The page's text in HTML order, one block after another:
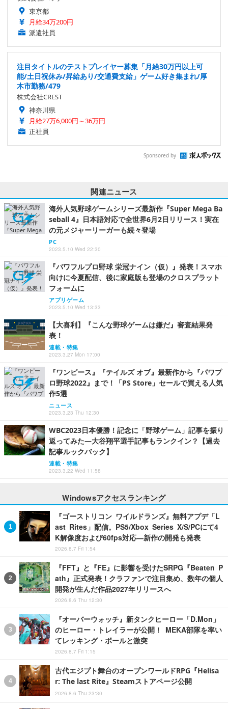
東京都
月給34万200円
派遣社員
注目タイトルのテストプレイヤー募集「月給30万円以上可
能/土日祝休み/昇給あり/交通費支給」ゲーム好き集まれ/厚
木市勤務/479
株式会社CREST
神奈川県
月給27万6,000円～36万円
正社員
Sponsored by
関連ニュース
海外人気野球ゲームシリーズ最新作『Super Mega Ba
seball 4』日本語対応で全世界6月2日リリース！実在
の元メジャーリーガーも続々登場
PC
2023.5.10 Wed 22:30
『パワフルプロ野球 栄冠ナイン（仮）』発表！スマホ
向けに今夏配信、後に家庭版も登場のクロスプラット
フォームに
アプリゲーム
2023.5.10 Wed 13:33
【大喜利】『こんな野球ゲームは嫌だ』審査結果発
表！
連載・特集
2023.3.27 Mon 17:00
『ワンピース』『テイルズ オブ』最新作から『パワプ
ロ野球2022』まで！「PS Store」セールで買える人気
作5選
ニュース
2023.3.23 Thu 12:30
WBC2023日本優勝！記念に「野球ゲーム」記事を振り
返ってみた―大谷翔平選手記事もランクイン？【過去
記事ルックバック】
連載・特集
2023.3.22 Wed 11:58
Windowsアクセスランキング
『ゴーストリコン ワイルドランズ』無料アプデ「L
ast Rites」配信。PS5/Xbox Series X/S/PCにて4
K解像度および60fps対応―新作の開発も発表
2026.8.7 Fri 1:54
『FFT』と『FE』に影響を受けたSRPG『Beaten P
ath』正式発表！クラファンで注目集め、数年の個人
開発が生んだ作品2027年リリースへ
2026.8.6 Thu 12:30
『オーバーウォッチ』新タンクヒーロー「D.Mon」
のヒーロー・トレイラーが公開！ MEKA部隊を率い
てレッキング・ボールと激突
2026.8.7 Fri 1:15
古代エジプト舞台のオープンワールドRPG『Helisa
r: The last Rite』Steamストアページ公開
2026.8.6 Thu 23:30